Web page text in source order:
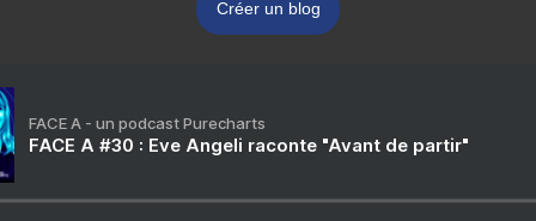
Créer un blog
FACE A - un podcast Purecharts
FACE A #30 : Eve Angeli raconte "Avant de partir"